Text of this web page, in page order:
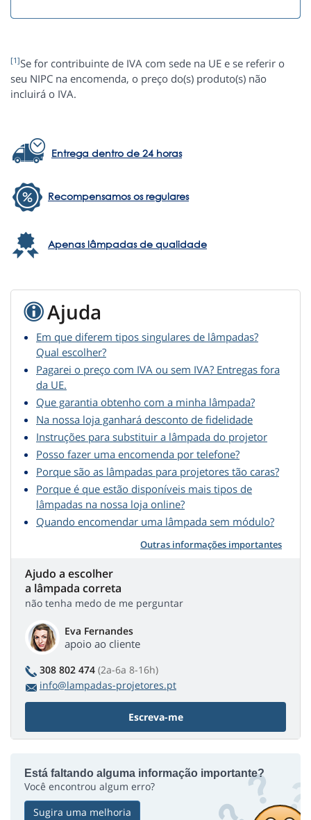
[1]Se for contribuinte de IVA com sede na UE e se referir o
seu NIPC na encomenda, o preço do(s) produto(s) não
incluirá o IVA.
Entrega dentro de 24 horas
Recompensamos os regulares
Apenas lâmpadas de qualidade
Ajuda
Em que diferem tipos singulares de lâmpadas?
Qual escolher?
Pagarei o preço com IVA ou sem IVA? Entregas fora
da UE.
Que garantia obtenho com a minha lâmpada?
Na nossa loja ganhará desconto de fidelidade
Instruções para substituir a lâmpada do projetor
Posso fazer uma encomenda por telefone?
Porque são as lâmpadas para projetores tão caras?
Porque é que estão disponíveis mais tipos de
lâmpadas na nossa loja online?
Quando encomendar uma lâmpada sem módulo?
Outras informações importantes
Ajudo a escolher
a lâmpada correta
não tenha medo de me perguntar
Eva Fernandes
apoio ao cliente
308 802 474 (2a-6a 8-16h)
info@lampadas-projetores.pt
Escreva-me
Está faltando alguma informação importante?
Você encontrou algum erro?
Sugira uma melhoria